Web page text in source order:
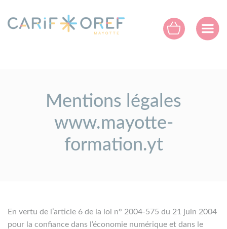
Mentions légales
www.mayotte-
formation.yt
En vertu de l’article 6 de la loi n° 2004-575 du 21 juin 2004
pour la confiance dans l’économie numérique et dans le